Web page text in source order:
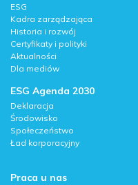
ESG
Kadra zarządzająca
Historia i rozwój
Certyfikaty i polityki
Aktualności
Dla mediów
ESG Agenda 2030
Deklaracja
Środowisko
Społeczeństwo
Ład korporacyjny
Praca u nas